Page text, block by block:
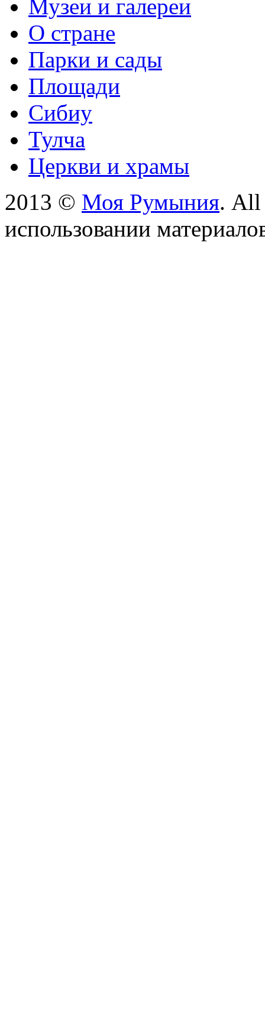
Музеи и галереи
О стране
Парки и сады
Площади
Сибиу
Тулча
Церкви и храмы
2013 © Моя Румыния. All
использовании